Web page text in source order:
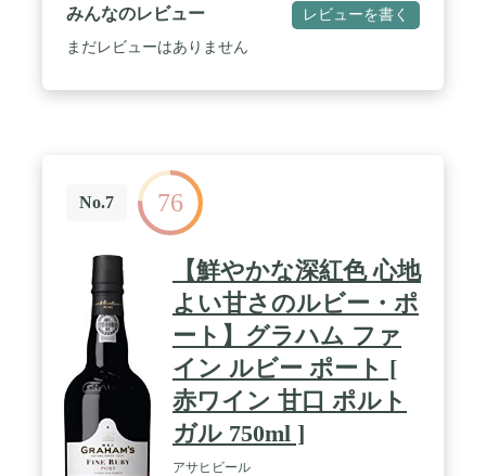
みんなのレビュー レビューを書く
まだレビューはありません
No.7 76
【鮮やかな深紅色 心地
よい甘さのルビー・ポ
ート】グラハム ファ
イン ルビー ポート [
赤ワイン 甘口 ポルト
ガル 750ml ]
アサヒビール